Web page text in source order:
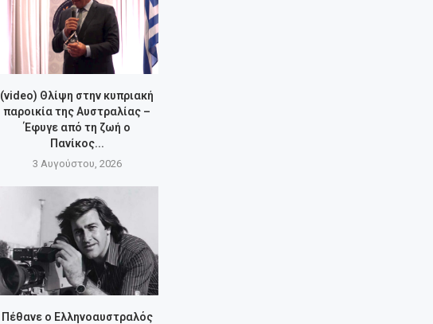
(video) Θλίψη στην κυπριακή
παροικία της Αυστραλίας –
Έφυγε από τη ζωή ο
Πανίκος...
3 Αυγούστου, 2026
Πέθανε ο Ελληνοαυστραλός